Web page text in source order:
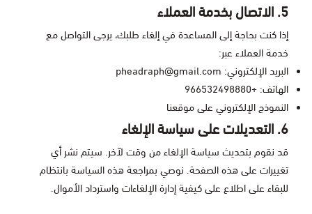
5. الاتصال بخدمة العملاء
إذا كنت بحاجة إلى المساعدة في إلغاء طلبك، يرجى التواصل مع
خدمة العملاء عبر:
البريد الإلكتروني: pheadraph@gmail.com
الهاتف: +966532498880
النموذج الإلكتروني على موقعنا
6. التعديلات على سياسة الإلغاء
قد نقوم بتحديث سياسة الإلغاء من وقت لآخر. سيتم نشر أي
تغييرات على هذه الصفحة. نوصي بمراجعة هذه السياسة بانتظام
للبقاء على اطلاع على كيفية إدارة الإلغاءات واسترداد الأموال.